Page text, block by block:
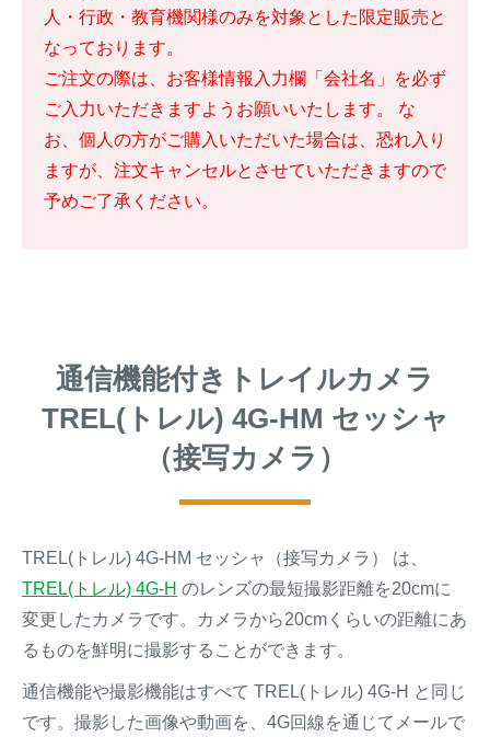
人・行政・教育機関様のみを対象とした限定販売と
なっております。
ご注文の際は、お客様情報入力欄「会社名」を必ず
ご入力いただきますようお願いいたします。 な
お、個人の方がご購入いただいた場合は、恐れ入り
ますが、注文キャンセルとさせていただきますので
予めご了承ください。
通信機能付きトレイルカメラ
TREL(トレル) 4G-HM セッシャ
（接写カメラ）
TREL(トレル) 4G-HM セッシャ（接写カメラ） は、
TREL(トレル) 4G-H のレンズの最短撮影距離を20cmに
変更したカメラです。カメラから20cmくらいの距離にあ
るものを鮮明に撮影することができます。
通信機能や撮影機能はすべて TREL(トレル) 4G-H と同じ
です。撮影した画像や動画を、4G回線を通じてメールで